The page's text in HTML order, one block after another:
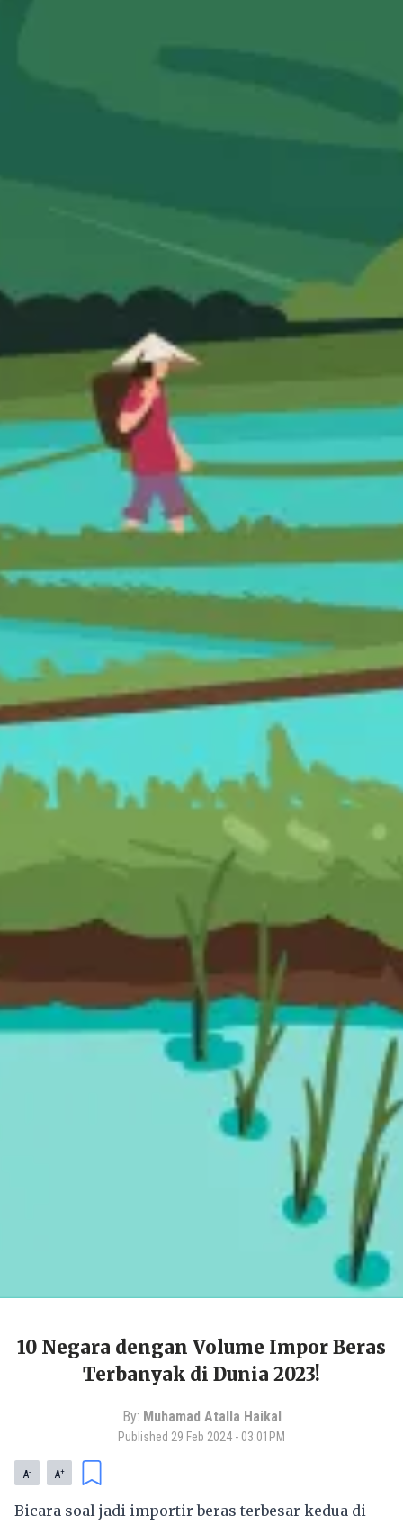
10 Negara dengan Volume Impor Beras
Terbanyak di Dunia 2023!
By: Muhamad Atalla Haikal
Published 29 Feb 2024 - 03:01PM
A- A+
Bicara soal jadi importir beras terbesar kedua di